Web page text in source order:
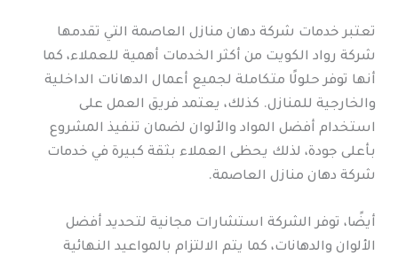
تعتبر خدمات شركة دهان منازل العاصمة التي تقدمها
شركة رواد الكويت من أكثر الخدمات أهمية للعملاء، كما
أنها توفر حلولًا متكاملة لجميع أعمال الدهانات الداخلية
والخارجية للمنازل. كذلك، يعتمد فريق العمل على
استخدام أفضل المواد والألوان لضمان تنفيذ المشروع
بأعلى جودة، لذلك يحظى العملاء بثقة كبيرة في خدمات
شركة دهان منازل العاصمة.
أيضًا، توفر الشركة استشارات مجانية لتحديد أفضل
الألوان والدهانات، كما يتم الالتزام بالمواعيد النهائية